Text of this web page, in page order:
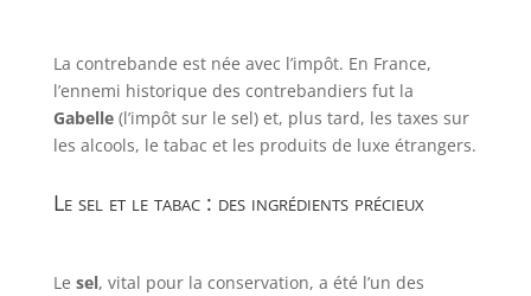
La contrebande est née avec l’impôt. En France,
l’ennemi historique des contrebandiers fut la
Gabelle(l’impôt sur le sel) et, plus tard, les taxes sur
les alcools, le tabac et les produits de luxe étrangers.
Le sel et le tabac : des ingrédients précieux
Le sel, vital pour la conservation, a été l’un des